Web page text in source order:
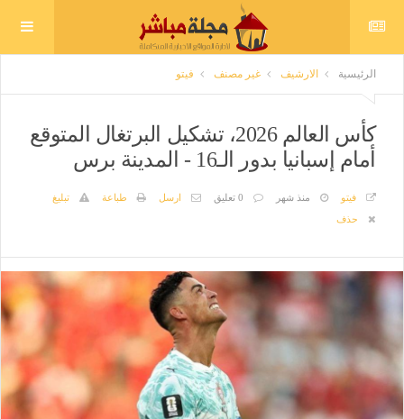
الرئيسية الارشيف غير مصنف فيتو
كأس العالم 2026، تشكيل البرتغال المتوقع
أمام إسبانيا بدور الـ16 - المدينة برس
فيتو منذ شهر 0 تعليق ارسل طباعة
تبليغ
حذف